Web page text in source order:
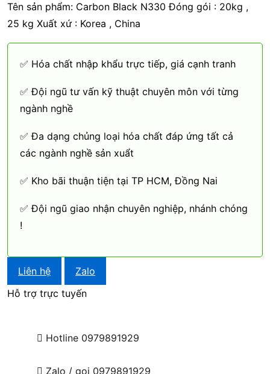
Tên sản phẩm: Carbon Black N330 Đóng gói : 20kg ,
25 kg Xuất xứ : Korea , China
✅ Hóa chất nhập khẩu trực tiếp, giá cạnh tranh
✅ Đội ngũ tư vấn kỹ thuật chuyên môn với từng
ngành nghề
✅ Đa dạng chủng loại hóa chất đáp ứng tất cả
các ngành nghề sản xuẩt
✅ Kho bãi thuận tiện tại TP HCM, Đồng Nai
✅ Đội ngũ giao nhận chuyên nghiệp, nhánh chóng
!
Liên hệ
Zalo
Hỗ trợ trực tuyến
Hotline 0979891929
Zalo / gọi 0979891929